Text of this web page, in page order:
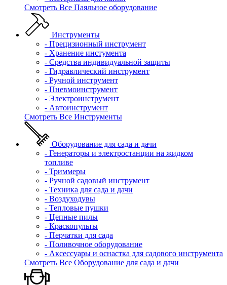
Смотреть Все Паяльное оборудование
Инструменты
- Прецизионный инструмент
- Хранение инстумента
- Средства индивидуальной защиты
- Гидравлический инструмент
- Ручной инструмент
- Пневмоинструмент
- Электроинструмент
- Автоинструмент
Смотреть Все Инструменты
Оборудование для сада и дачи
- Генераторы и электростанции на жидком
топливе
- Триммеры
- Ручной садовый инструмент
- Техника для сада и дачи
- Воздуходувы
- Тепловые пушки
- Цепные пилы
- Краскопульты
- Перчатки для сада
- Поливочное оборудование
- Аксессуары и оснастка для садового инструмента
Смотреть Все Оборудование для сада и дачи